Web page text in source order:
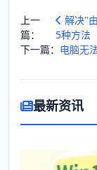
上一
篇：
解决"
5种方法
下一篇： 电脑无
最新资讯